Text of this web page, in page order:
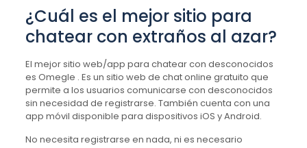
¿Cuál es el mejor sitio para
chatear con extraños al azar?
El mejor sitio web/app para chatear con desconocidos
es Omegle . Es un sitio web de chat online gratuito que
permite a los usuarios comunicarse con desconocidos
sin necesidad de registrarse. También cuenta con una
app móvil disponible para dispositivos iOS y Android.
No necesita registrarse en nada, ni es necesario